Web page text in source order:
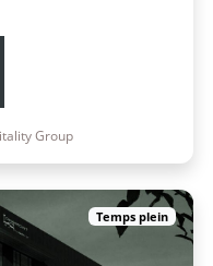
Group
Temps plein